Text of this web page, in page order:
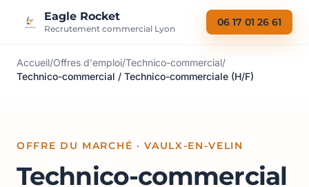
Eagle Rocket
Recrutement commercial Lyon
06 17 01 26 61
Accueil/Offres d'emploi/Technico-commercial/
Technico-commercial / Technico-commerciale (H/F)
OFFRE DU MARCHÉ · VAULX-EN-VELIN
Technico-commercial